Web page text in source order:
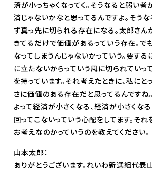
済が小っちゃくなってく。そうなると弱い
済じゃないかなと思ってるんですよ。そう
ず真っ先に切られる存在になる。太郎さん
きてるだけで価値があるっていう存在。で
なってしまうんじゃないかっていう。要す
に立たないからっていう風に切られていっ
を持っています。それ考えたときに、私に
さに価値のある存在だと思ってるんですね
よって経済が小さくなる、経済が小さくな
回ってこないっていう心配をしてます。そ
お考えなのかっていうのを教えてください
山本太郎：
ありがとうございます。れいわ新選組代表